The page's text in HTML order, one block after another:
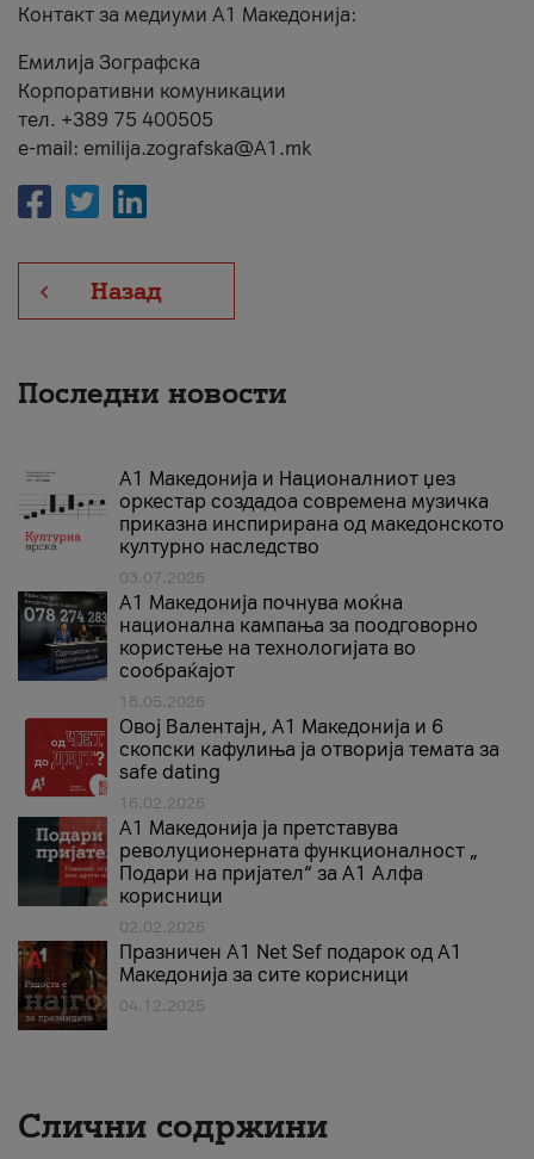
Контакт за медиуми А1 Македонија:
Емилија Зографска
Корпоративни комуникации
тел. +389 75 400505
e-mail: emilija.zografska@A1.mk
Назад
Последни новости
А1 Македонија и Националниот џез
оркестар создадоа современа музичка
приказна инспирирана од македонското
културно наследство
03.07.2026
A1 Македонија почнува моќна
национална кампања за поодговорно
користење на технологијата во
сообраќајот
18.05.2026
Овој Валентајн, A1 Македонија и 6
скопски кафулиња ја отворија темата за
safe dating
16.02.2026
А1 Македонија ја претставува
револуционерната функционалност „
Подари на пријател“ за А1 Алфа
корисници
02.02.2026
Празничен A1 Net Sеf подарок од А1
Македонија за сите корисници
04.12.2025
Слични содржини